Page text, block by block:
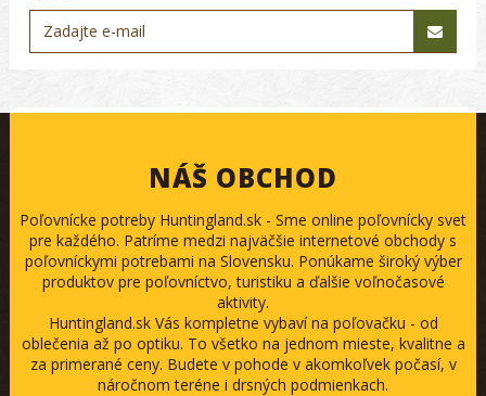
NÁŠ OBCHOD
Poľovnícke potreby Huntingland.sk - Sme online poľovnícky svet
pre každého. Patríme medzi najväčšie internetové obchody s
poľovníckymi potrebami na Slovensku. Ponúkame široký výber
produktov pre poľovníctvo, turistiku a ďalšie voľnočasové
aktivity.
Huntingland.sk Vás kompletne vybaví na poľovačku - od
oblečenia až po optiku. To všetko na jednom mieste, kvalitne a
za primerané ceny. Budete v pohode v akomkoľvek počasí, v
náročnom teréne i drsných podmienkach.